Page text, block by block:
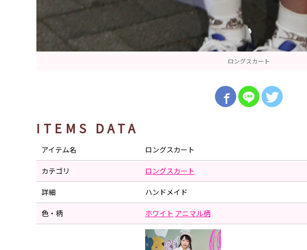
ロングスカート
ITEMS DATA
アイテム名 ロングスカート
カテゴリ ロングスカート
詳細 ハンドメイド
色・柄 ホワイト アニマル柄